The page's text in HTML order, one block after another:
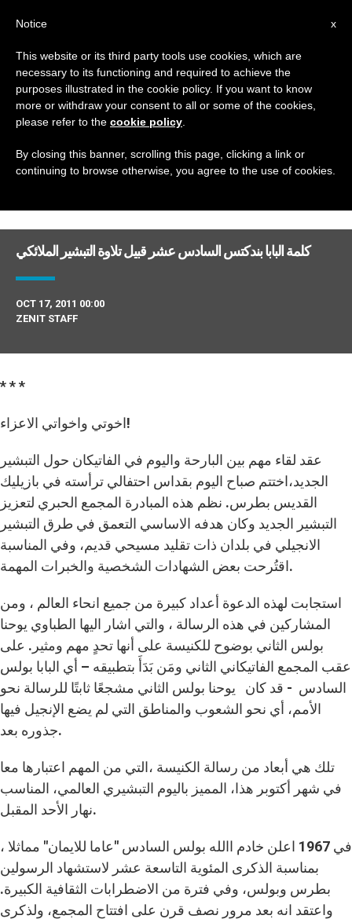
DAY
October 17th, 2011
DERNIÈRES NOUVELLES
كلمة البابا بندكتس السادس عشر قبيل تلاوة التبشير الملائكي
OCT 17, 2011 00:00
ZENIT STAFF
* * *
اخوتي واخواتي الاعزاء!
عقد لقاء مهم بين البارحة واليوم في الفاتيكان حول التبشير
الجديد،اختتم صباح اليوم بقداس احتفالي ترأسته في بازيليك
القديس بطرس. نظم هذه المبادرة المجمع الحبري لتعزيز
التبشير الجديد وكان هدفه الاساسي التعمق في طرق التبشير
الانجيلي في بلدان ذات تقليد مسيحي قديم، وفي المناسبة
اقتُرحت بعض الشهادات الشخصية والخبرات المهمة.
استجابت لهذه الدعوة أعداد كبيرة من جميع انحاء العالم ، ومن
المشاركين في هذه الرسالة ، والتي اشار اليها الطباوي يوحنا
بولس الثاني بوضوح للكنيسة على أنها تحدٍ مهم ومثير. على
عقب المجمع الفاتيكاني الثاني ومَن بَدَأَ بتطبيقه – أي البابا بولس
السادس - قد كان يوحنا بولس الثاني مشجعًا ثابتًا للرسالة نحو
الأمم، أي نحو الشعوب والمناطق التي لم يضع الإنجيل فيها
جذوره بعد.
تلك هي أبعاد من رسالة الكنيسة ،التي من المهم اعتبارها معا
في شهر أكتوبر هذا، المميز باليوم التبشيري العالمي، المناسب
نهار الأحد المقبل.
في 1967 اعلن خادم االله بولس السادس "عاما للايمان" مماثلا ،
بمناسبة الذكرى المئوية التاسعة عشر لاستشهاد الرسولين
بطرس وبولس، وفي فترة من الاضطرابات الثقافية الكبيرة.
واعتقد انه بعد مرور نصف قرن على افتتاح المجمع، ولذكرى
x
Notice
This website or its third party tools use cookies, which are
necessary to its functioning and required to achieve the
purposes illustrated in the cookie policy. If you want to know
more or withdraw your consent to all or some of the cookies,
please refer to the cookie policy
By closing this banner, scrolling this page, clicking a link or
continuing to browse otherwise, you agree to the use of cookies.